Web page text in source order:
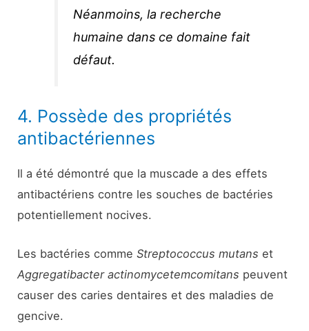
Néanmoins, la recherche
humaine dans ce domaine fait
défaut.
4. Possède des propriétés
antibactériennes
Il a été démontré que la muscade a des effets
antibactériens contre les souches de bactéries
potentiellement nocives.
Les bactéries comme Streptococcus mutanset
Aggregatibacter actinomycetemcomitans peuvent
causer des caries dentaires et des maladies de
gencive.